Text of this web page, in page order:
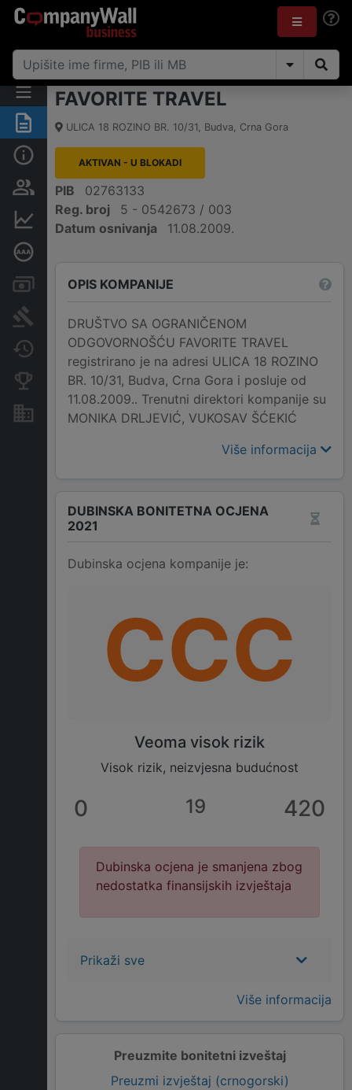
Sažetak
Osobe i vlasništvo
Finansijski podaci
Računi i blokade
Arhiva sudskih objava
Promjene
Konkurentne kompanije
Nekretnine i imovina
FAVORITE TRAVEL
ULICA 18 ROZINO BR. 10/31, Budva, Crna Gora
AKTIVAN - U BLOKADI
PIB
02763133
Reg. broj
5 - 0542673 / 003
Datum osnivanja
11.08.2009.
OPIS KOMPANIJE
DRUŠTVO SA OGRANIČENOM
ODGOVORNOŠĆU FAVORITE TRAVEL
registrirano je na adresi ULICA 18 ROZINO
BR. 10/31, Budva, Crna Gora i posluje od
11.08.2009.. Trenutni direktori kompanije su
MONIKA DRLJEVIĆ, VUKOSAV ŠĆEKIĆ
Više informacija
Preuzmite bonitetni izveštaj
Preuzmi izvještaj (crnogorski)
DUBINSKA BONITETNA OCJENA
2021
Dubinska ocjena kompanije je:
CCC
Veoma visok rizik
Visok rizik, neizvjesna budućnost
0 19 420
Dubinska ocjena je smanjena zbog
nedostatka finansijskih izvještaja
Prikaži sve
Više informacija